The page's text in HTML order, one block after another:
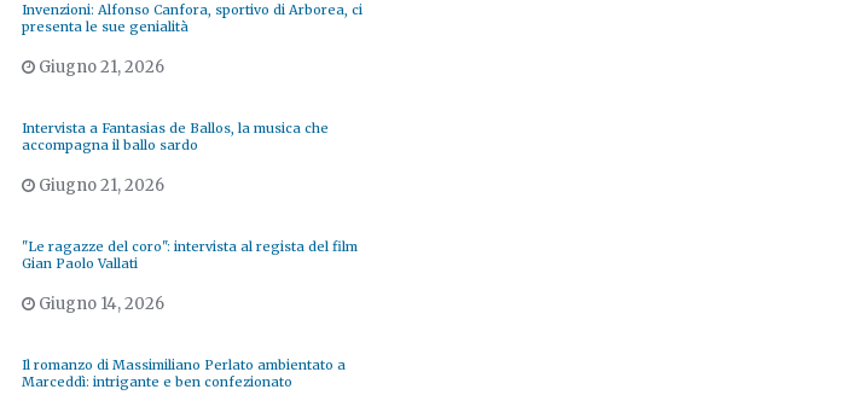
Invenzioni: Alfonso Canfora, sportivo di Arborea, ci
presenta le sue genialità
Giugno 21, 2026
Intervista a Fantasias de Ballos, la musica che
accompagna il ballo sardo
Giugno 21, 2026
"Le ragazze del coro": intervista al regista del film
Gian Paolo Vallati
Giugno 14, 2026
Il romanzo di Massimiliano Perlato ambientato a
Marceddì: intrigante e ben confezionato